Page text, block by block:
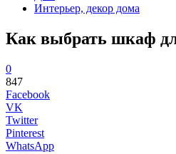
Интерьер, декор дома
Как выбрать шкаф
0
847
Facebook
VK
Twitter
Pinterest
WhatsApp